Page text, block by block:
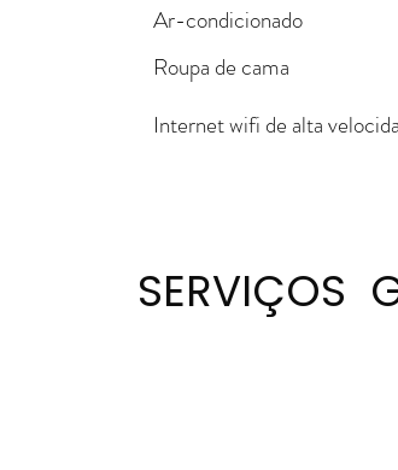
Ar-condicionado
Roupa de cama
Internet wifi de alta
SERVIÇOS